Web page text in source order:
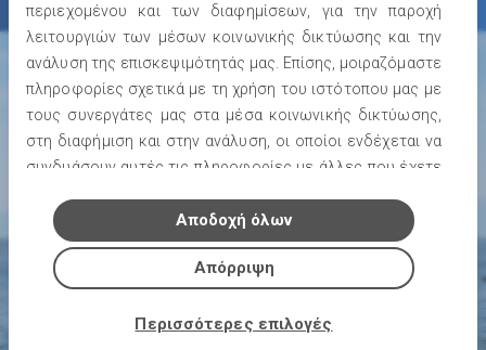
περιεχομένου και των διαφημίσεων, για την παροχή
λειτουργιών των μέσων κοινωνικής δικτύωσης και την
ανάλυση της επισκεψιμότητάς μας. Επίσης, μοιραζόμαστε
πληροφορίες σχετικά με τη χρήση του ιστότοπου μας με
τους συνεργάτες μας στα μέσα κοινωνικής δικτύωσης,
στη διαφήμιση και στην ανάλυση, οι οποίοι ενδέχεται να
συνδυάσουν αυτές τις πληροφορίες με άλλες που έχετε
υπηρεσιών τους.
Απόρριψη
Αποδοχή όλων
Περισσότερες επιλογές